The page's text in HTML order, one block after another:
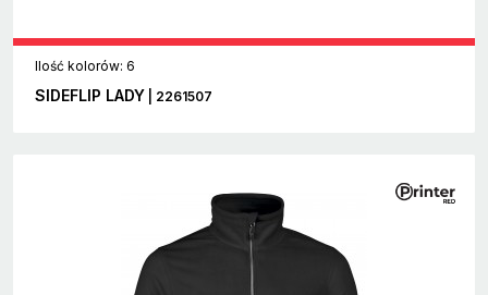
Ilość kolorów: 6
SIDEFLIP LADY | 2261507